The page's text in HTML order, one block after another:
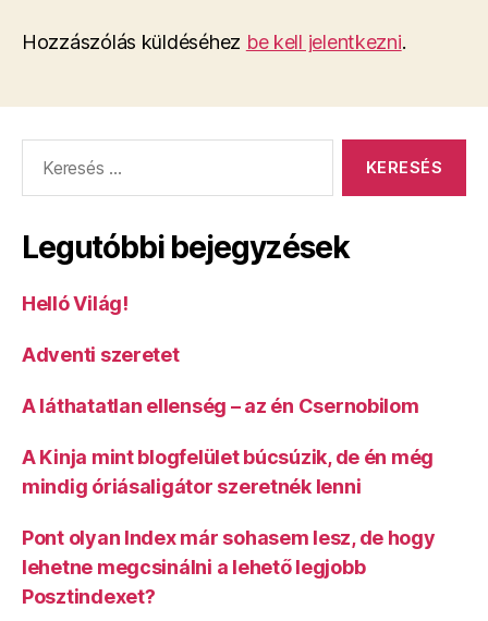
Hozzászólás küldéséhez be kell jelentkezni.
Legutóbbi bejegyzések
Helló Világ!
Adventi szeretet
A láthatatlan ellenség – az én Csernobilom
A Kinja mint blogfelület búcsúzik, de én még
mindig óriásaligátor szeretnék lenni
Pont olyan Index már sohasem lesz, de hogy
lehetne megcsinálni a lehető legjobb
Posztindexet?